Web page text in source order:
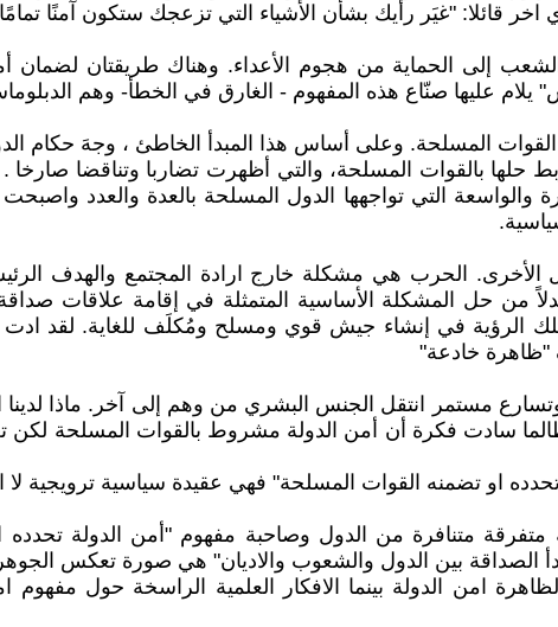
قائلا: "غيَر رأيك بشأن الأشياء التي تزعجك ستكون آمنًا
إلى الحماية من هجوم الأعداء. وهناك طريقتان لضمان
عليها صنّاع هذه المفهوم - الغارق في الخطأ- وهم
القوات المسلحة. وعلى أساس هذا المبدأ الخاطئ ، وجهَ حكام
حلها بالقوات المسلحة، والتي أظهرت تضاربا وتناقضا
والواسعة التي تواجهها الدول المسلحة بالعدة والعدد
الأخرى. الحرب هي مشكلة خارج ارادة المجتمع والهدف
من حل المشكلة الأساسية المتمثلة في إقامة علاقات
الرؤية في إنشاء جيش قوي ومسلح ومُكلَف للغاية. لقد
خادعة"
مستمر انتقل الجنس البشري من وهم إلى آخر. ماذا لدينا
سادت فكرة أن أمن الدولة مشروط بالقوات المسلحة لكن
او تضمنه القوات المسلحة" فهي عقيدة سياسية ترويجية لا
متنافرة من الدول وصاحبة مفهوم "أمن الدولة تحدده
الصداقة بين الدول والشعوب والاديان" هي صورة تعكس
لظاهرة امن الدولة بينما الافكار العلمية الراسخة حول